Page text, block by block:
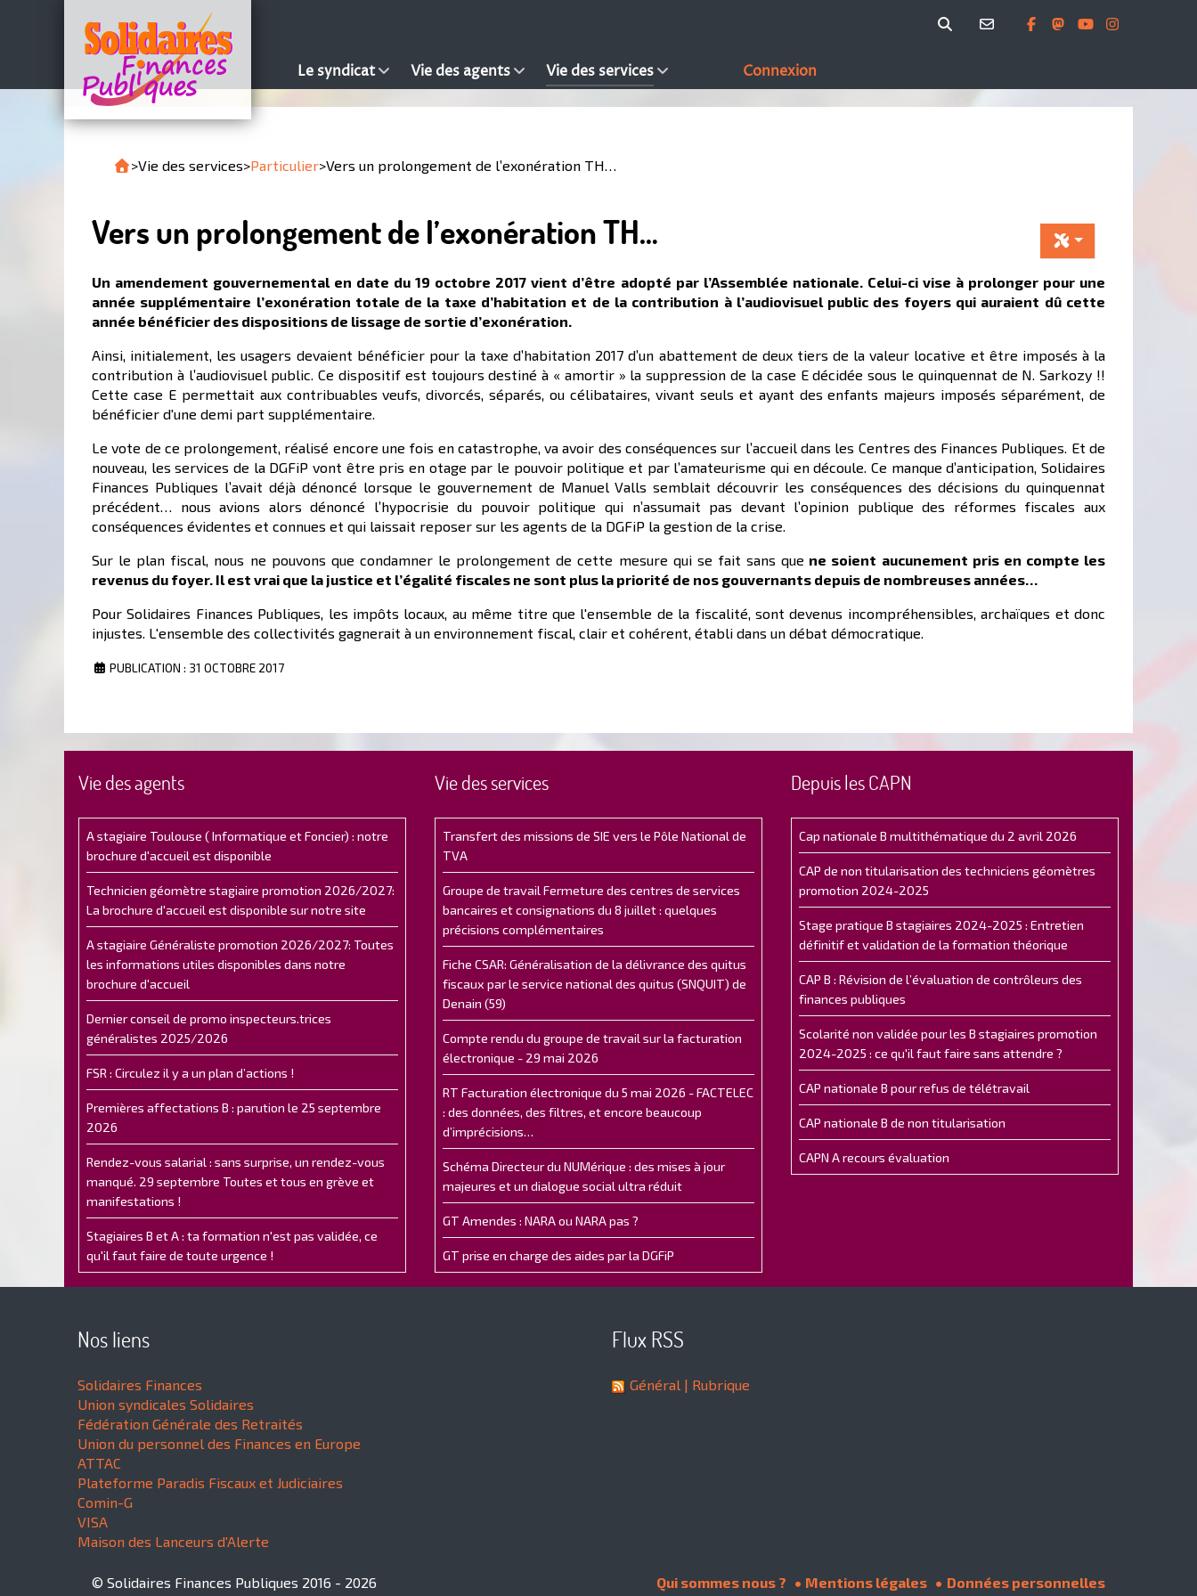
Le syndicat Vie des agents Vie des services Connexion
>Vie des services>Particulier>Vers un prolongement de l’exonération TH…
Vers un prolongement de l’exonération TH…
Un amendement gouvernemental en date du 19 octobre 2017 vient d’être adopté par l’Assemblée nationale. Celui-ci vise à prolonger pour une
année supplémentaire l’exonération totale de la taxe d’habitation et de la contribution à l’audiovisuel public des foyers qui auraient dû cette
année bénéficier des dispositions de lissage de sortie d’exonération.
Ainsi, initialement, les usagers devaient bénéficier pour la taxe d’habitation 2017 d’un abattement de deux tiers de la valeur locative et être imposés à la
contribution à l’audiovisuel public. Ce dispositif est toujours destiné à « amortir » la suppression de la case E décidée sous le quinquennat de N. Sarkozy !!
Cette case E permettait aux contribuables veufs, divorcés, séparés, ou célibataires, vivant seuls et ayant des enfants majeurs imposés séparément, de
bénéficier d'une demi part supplémentaire.
Le vote de ce prolongement, réalisé encore une fois en catastrophe, va avoir des conséquences sur l’accueil dans les Centres des Finances Publiques. Et de
nouveau, les services de la DGFiP vont être pris en otage par le pouvoir politique et par l’amateurisme qui en découle. Ce manque d’anticipation, Solidaires
Finances Publiques l’avait déjà dénoncé lorsque le gouvernement de Manuel Valls semblait découvrir les conséquences des décisions du quinquennat
précédent… nous avions alors dénoncé l’hypocrisie du pouvoir politique qui n’assumait pas devant l’opinion publique des réformes fiscales aux
conséquences évidentes et connues et qui laissait reposer sur les agents de la DGFiP la gestion de la crise.
Sur le plan fiscal, nous ne pouvons que condamner le prolongement de cette mesure qui se fait sans que ne soient aucunement pris en compte les
revenus du foyer. Il est vrai que la justice et l’égalité fiscales ne sont plus la priorité de nos gouvernants depuis de nombreuses années…
Pour Solidaires Finances Publiques, les impôts locaux, au même titre que l'ensemble de la fiscalité, sont devenus incompréhensibles, archaïques et donc
injustes. L'ensemble des collectivités gagnerait à un environnement fiscal, clair et cohérent, établi dans un débat démocratique.
PUBLICATION : 31 OCTOBRE 2017
Vie des agents
A stagiaire Toulouse ( Informatique et Foncier) : notre
brochure d'accueil est disponible
Technicien géomètre stagiaire promotion 2026/2027:
La brochure d'accueil est disponible sur notre site
A stagiaire Généraliste promotion 2026/2027: Toutes
les informations utiles disponibles dans notre
brochure d'accueil
Dernier conseil de promo inspecteurs.trices
généralistes 2025/2026
FSR : Circulez il y a un plan d’actions !
Premières affectations B : parution le 25 septembre
2026
Rendez-vous salarial : sans surprise, un rendez-vous
manqué. 29 septembre Toutes et tous en grève et
manifestations !
Stagiaires B et A : ta formation n'est pas validée, ce
qu'il faut faire de toute urgence !
Vie des services
Transfert des missions de SIE vers le Pôle National de
TVA
Groupe de travail Fermeture des centres de services
bancaires et consignations du 8 juillet : quelques
précisions complémentaires
Fiche CSAR: Généralisation de la délivrance des quitus
fiscaux par le service national des quitus (SNQUIT) de
Denain (59)
Compte rendu du groupe de travail sur la facturation
électronique - 29 mai 2026
RT Facturation électronique du 5 mai 2026 - FACTELEC
: des données, des filtres, et encore beaucoup
d’imprécisions…
Schéma Directeur du NUMérique : des mises à jour
majeures et un dialogue social ultra réduit
GT Amendes : NARA ou NARA pas ?
GT prise en charge des aides par la DGFiP
Depuis les CAPN
Cap nationale B multithématique du 2 avril 2026
CAP de non titularisation des techniciens géomètres
promotion 2024-2025
Stage pratique B stagiaires 2024-2025 : Entretien
définitif et validation de la formation théorique
CAP B : Révision de l’évaluation de contrôleurs des
finances publiques
Scolarité non validée pour les B stagiaires promotion
2024-2025 : ce qu'il faut faire sans attendre ?
CAP nationale B pour refus de télétravail
CAP nationale B de non titularisation
CAPN A recours évaluation
Nos liens
Solidaires Finances
Union syndicales Solidaires
Fédération Générale des Retraités
Union du personnel des Finances en Europe
ATTAC
Plateforme Paradis Fiscaux et Judiciaires
Comin-G
VISA
Maison des Lanceurs d'Alerte
Flux RSS
Général | Rubrique
© Solidaires Finances Publiques 2016 - 2026 Qui sommes nous ? Mentions légales Données personnelles